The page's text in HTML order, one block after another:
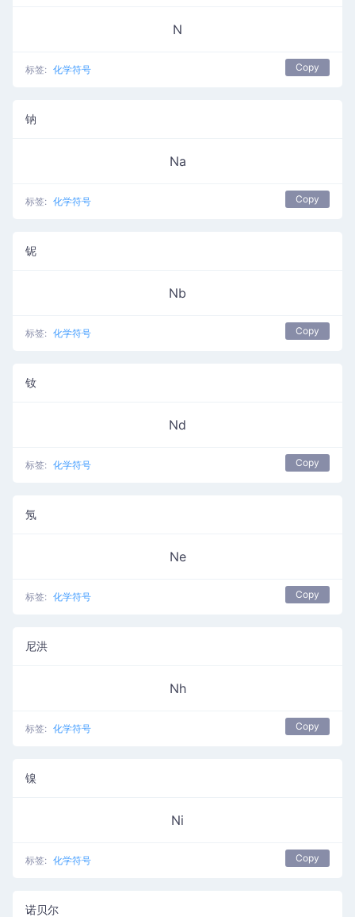
N
标签: 化学符号 Copy
钠
Na
标签: 化学符号 Copy
铌
Nb
标签: 化学符号 Copy
钕
Nd
标签: 化学符号 Copy
氖
Ne
标签: 化学符号 Copy
尼洪
Nh
标签: 化学符号 Copy
镍
Ni
标签: 化学符号 Copy
诺贝尔